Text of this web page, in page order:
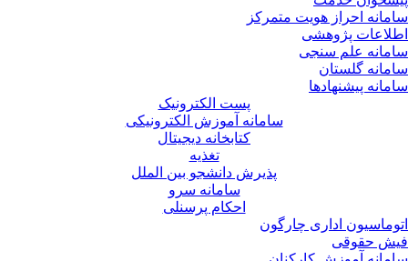
احراز هویت متمرکز
پژوهشی
علم سنجی
گلستان
پیشنهادها
پست الکترونیک
سامانه آموزش الکترونیکی
کتابخانه دیجیتال
تغذیه
پذیرش دانشجو بین الملل
سامانه سرو
احکام پرسنلی
اداری چارگون
حقوقی